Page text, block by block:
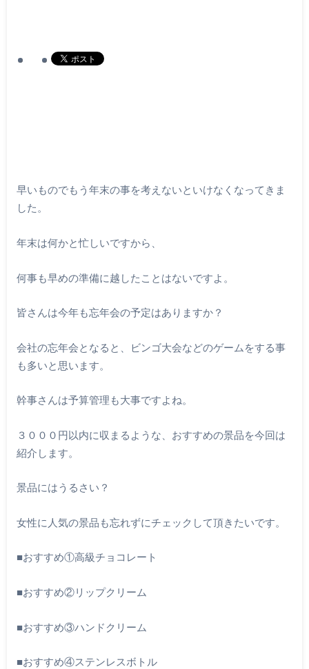
早いものでもう年末の事を考えないといけなくなってきま
した。
年末は何かと忙しいですから、
何事も早めの準備に越したことはないですよ。
皆さんは今年も忘年会の予定はありますか？
会社の忘年会となると、ビンゴ大会などのゲームをする事
も多いと思います。
幹事さんは予算管理も大事ですよね。
３０００円以内に収まるような、おすすめの景品を今回は
紹介します。
景品にはうるさい？
女性に人気の景品も忘れずにチェックして頂きたいです。
■おすすめ①高級チョコレート
■おすすめ②リップクリーム
■おすすめ③ハンドクリーム
■おすすめ④ステンレスボトル